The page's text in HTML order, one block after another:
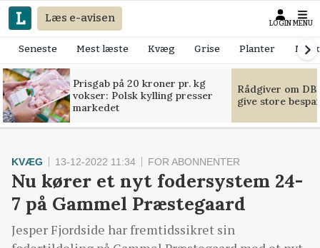
Læs e-avisen LOGIN MENU
Seneste Mest læste Kvæg Grise Planter
Prisgab på 20 kroner pr. kg
vokser: Polsk kylling presser
markedet
Rådgiver om
give store
KVÆG 13-12-2022 11:34 FOR ABONNENTER
Nu kører et nyt fodersystem 24-
7 på Gammel Præstegaard
Jesper Fjordside har fremtidssikret sin